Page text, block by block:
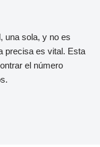
una sola, y no es
precisa es vital. Esta
el número